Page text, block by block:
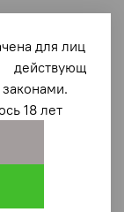
для лиц
действующ
18 лет